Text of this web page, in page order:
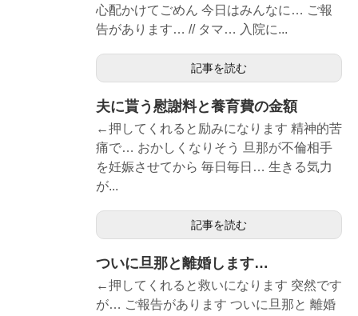
心配かけてごめん 今日はみんなに… ご報
告があります… // タマ… 入院に...
記事を読む
夫に貰う慰謝料と養育費の金額
←押してくれると励みになります 精神的苦
痛で… おかしくなりそう 旦那が不倫相手
を妊娠させてから 毎日毎日… 生きる気力
が...
記事を読む
ついに旦那と離婚します…
←押してくれると救いになります 突然です
が… ご報告があります ついに旦那と 離婚